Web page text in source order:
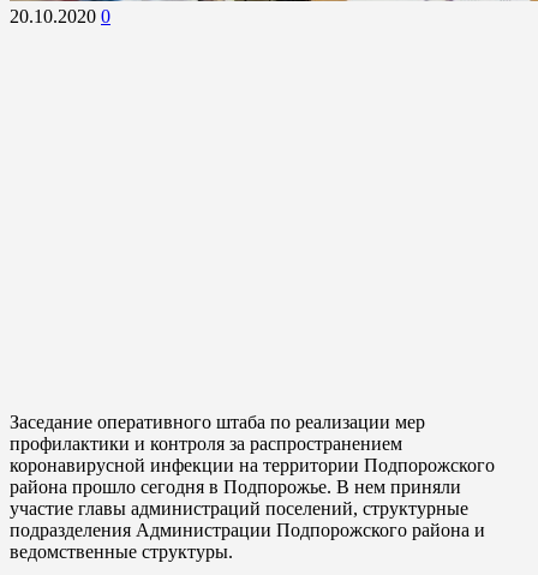
20.10.2020 0
Заседание оперативного штаба по реализации мер
профилактики и контроля за распространением
коронавирусной инфекции на территории Подпорожского
района прошло сегодня в Подпорожье. В нем приняли
участие главы администраций поселений, структурные
подразделения Администрации Подпорожского района и
ведомственные структуры.